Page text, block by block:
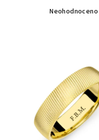
Průměrné
hvězdiček.
Neohodnoceno